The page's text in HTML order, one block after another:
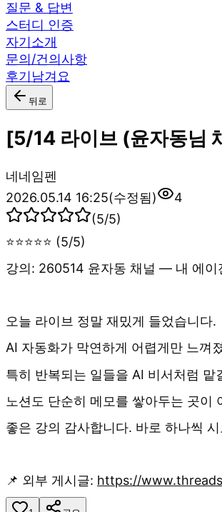
질문 & 답변
스터디 인증
자기소개
문의/건의사항
후기남겨요
뒤로
[5/14 라이브 (윤자동
네네임펜
2026.05.14 16:25(수정됨)
4
(5/5)
⭐⭐⭐⭐⭐ (5/5)
강의: 260514 윤자동 채널 — 내 에이
오늘 라이브 정말 재밌게 들었습니다.
AI 자동화가 막연하게 어렵게만 느껴
특히 반복되는 일들을 AI 비서처럼
노션도 단순히 메모를 쌓아두는 곳이
좋은 강의 감사합니다. 바로 하나씩
📌 외부 게시글: https://